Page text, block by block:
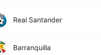
Real Santander
Barranquilla